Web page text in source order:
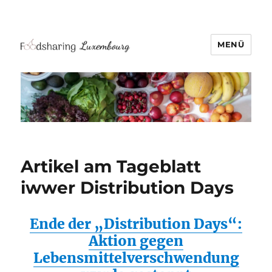
MENÜ
Artikel am Tageblatt
iwwer Distribution Days
Ende der „Distribution Days“:
Aktion gegen
Lebensmittelverschwendung